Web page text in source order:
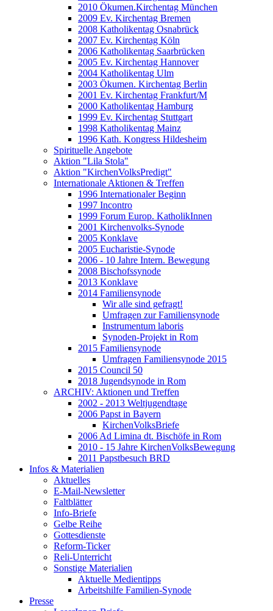
2010 Ökumen.Kirchentag München
2009 Ev. Kirchentag Bremen
2008 Katholikentag Osnabrück
2007 Ev. Kirchentag Köln
2006 Katholikentag Saarbrücken
2005 Ev. Kirchentag Hannover
2004 Katholikentag Ulm
2003 Ökumen. Kirchentag Berlin
2001 Ev. Kirchentag Frankfurt/M
2000 Katholikentag Hamburg
1999 Ev. Kirchentag Stuttgart
1998 Katholikentag Mainz
1996 Kath. Kongress Hildesheim
Spirituelle Angebote
Aktion "Lila Stola"
Aktion "KirchenVolksPredigt"
Internationale Aktionen & Treffen
1996 Internationaler Beginn
1997 Incontro
1999 Forum Europ. KatholikInnen
2001 Kirchenvolks-Synode
2005 Konklave
2005 Eucharistie-Synode
2006 - 10 Jahre Intern. Bewegung
2008 Bischofssynode
2013 Konklave
2014 Familiensynode
Wir alle sind gefragt!
Umfragen zur Familiensynode
Instrumentum laboris
Synoden-Projekt in Rom
2015 Familiensynode
Umfragen Familiensynode 2015
2015 Council 50
2018 Jugendsynode in Rom
ARCHIV: Aktionen und Treffen
2002 - 2013 Weltjugendtage
2006 Papst in Bayern
KirchenVolksBriefe
2006 Ad Limina dt. Bischöfe in Rom
2010 - 15 Jahre KirchenVolksBewegung
2011 Papstbesuch BRD
Infos & Materialien
Aktuelles
E-Mail-Newsletter
Faltblätter
Info-Briefe
Gelbe Reihe
Gottesdienste
Reform-Ticker
Reli-Unterricht
Sonstige Materialien
Aktuelle Medientipps
Arbeitshilfe Familien-Synode
Presse